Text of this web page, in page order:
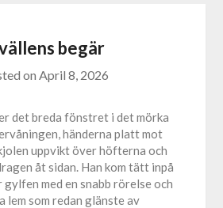
begär
on April 8, 2026
det breda fönstret i det mörka
händerna platt mot
uppvikt över höfterna och
åt sidan. Han kom tätt inpå
med en snabb rörelse och
som redan glänste av